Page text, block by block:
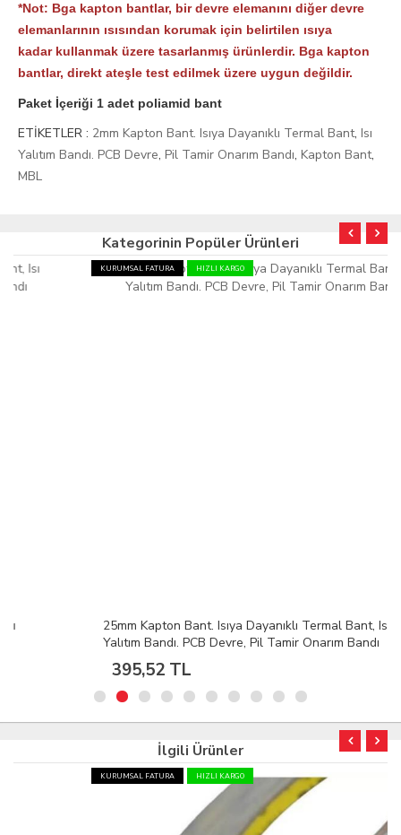
*Not: Bga kapton bantlar, bir devre elemanını diğer devre
elemanlarının ısısından korumak için belirtilen ısıya
kadar kullanmak üzere tasarlanmış ürünlerdir. Bga kapton
bantlar, direkt ateşle test edilmek üzere uygun değildir.
Paket İçeriği 1 adet poliamid bant
ETİKETLER : 2mm Kapton Bant. Isıya Dayanıklı Termal Bant, Isı
Yalıtım Bandı. PCB Devre, Pil Tamir Onarım Bandı, Kapton Bant,
MBL
Kategorinin Popüler Ürünleri
KURUMSAL FATURA HIZLI KARGO
25mm Kapton Bant. Isıya Dayanıklı Termal Bant, Isı
Yalıtım Bandı. PCB Devre, Pil Tamir Onarım Bandı
395,52 TL
İlgili Ürünler
KURUMSAL FATURA HIZLI KARGO